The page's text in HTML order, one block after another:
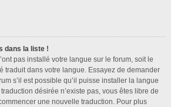
dans la liste !
pas installé votre langue sur le forum, soit le
traduit dans votre langue. Essayez de demander
s’il est possible qu’il puisse installer la langue
désirée n’existe pas, vous êtes libre de
une nouvelle traduction. Pour plus